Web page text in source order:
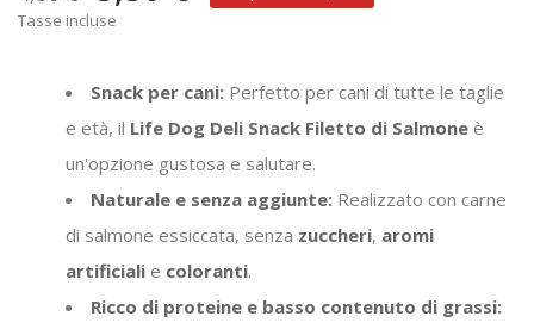
Tasse incluse
Snack per cani: Perfetto per cani di tutte le taglie
e età, il Life Dog Deli Snack Filetto di Salmone è
un'opzione gustosa e salutare.
Naturale e senza aggiunte: Realizzato con carne
di salmone essiccata, senza zuccheri, aromi
artificiali e coloranti.
Ricco di proteine e basso contenuto di grassi: